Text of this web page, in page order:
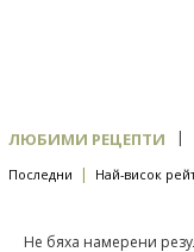
ЛЮБИМИ РЕЦЕПТИ |
Последни | Най-висок
Не бяха намерени